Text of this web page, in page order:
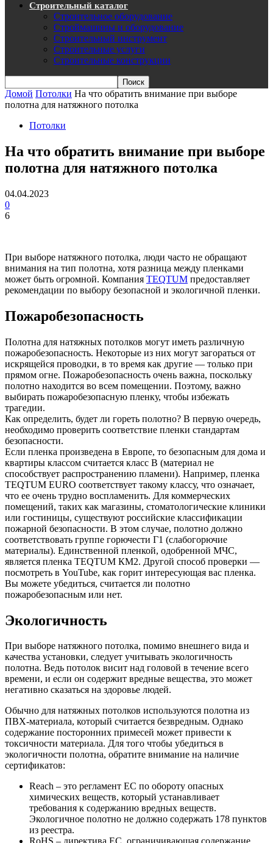
Строительный каталог
Строительное оборудование
Строймашины и оборудование
Строительный инструмент
Строительные услуги
Строительные конструкции
Домой Потолки На что обратить внимание при выборе
полотна для натяжного потолка
Потолки
На что обратить внимание при выборе
полотна для натяжного потолка
04.04.2023
0
6
При выборе натяжного потолка, люди часто не обращают
внимания на тип полотна, хотя разница между пленками
может быть огромной. Компания TEQTUM предоставляет
рекомендации по выбору безопасной и экологичной пленки.
Пожаробезопасность
Полотна для натяжных потолков могут иметь различную
пожаробезопасность. Некоторые из них могут загораться от
искрящейся проводки, в то время как другие — только при
прямом огне. Пожаробезопасность очень важна, поскольку
полотно находится во всем помещении. Поэтому, важно
выбирать пожаробезопасную пленку, чтобы избежать
трагедии.
Как определить, будет ли гореть полотно? В первую очередь,
необходимо проверить соответствие пленки стандартам
безопасности.
Если пленка произведена в Европе, то безопасным для дома и
квартиры классом считается класс B (материал не
способствует распространению пламени). Например, пленка
TEQTUM EURO соответствует такому классу, что означает,
что ее очень трудно воспламенить. Для коммерческих
помещений, таких как магазины, стоматологические клиники
или гостиницы, существуют российские классификации
пожарной безопасности. В этом случае, полотно должно
соответствовать группе горючести Г1 (слабогорючие
материалы). Единственной пленкой, одобренной МЧС,
является пленка TEQTUM КМ2. Другой способ проверки —
посмотреть в YouTube, как горит интересующая вас пленка.
Вы можете убедиться, считается ли полотно
пожаробезопасным или нет.
Экологичность
При выборе натяжного потолка, помимо внешнего вида и
качества установки, следует учитывать экологичность
полотна. Ведь потолок висит над головой в течение всего
времени, и если он содержит вредные вещества, это может
негативно сказаться на здоровье людей.
Обычно для натяжных потолков используются полотна из
ПВХ-материала, который считается безвредным. Однако
содержание посторонних примесей может привести к
токсичности материала. Для того чтобы убедиться в
экологичности полотна, обратите внимание на наличие
сертификатов:
Reach – это регламент ЕС по обороту опасных
химических веществ, который устанавливает
требования к содержанию вредных веществ.
Экологичное полотно не должно содержать 178 пунктов
из реестра.